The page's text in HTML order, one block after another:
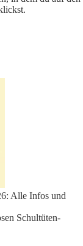
Alle Infos und
Schultüten-